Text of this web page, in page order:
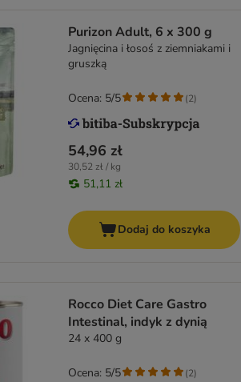
Purizon Adult, 6 x 300 g
Jagnięcina i łosoś z ziemniakami i
gruszką
54,96 zł
30,52 zł / kg
51,11 zł
Ocena: 5/5 (2)
Dodaj do koszyka
Rocco Diet Care Gastro
Intestinal, indyk z dynią
24 x 400 g
Ocena: 5/5 (2)